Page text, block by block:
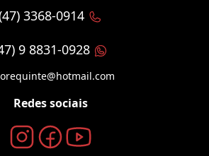
3368-0914
9 8831-0928
Redes sociais